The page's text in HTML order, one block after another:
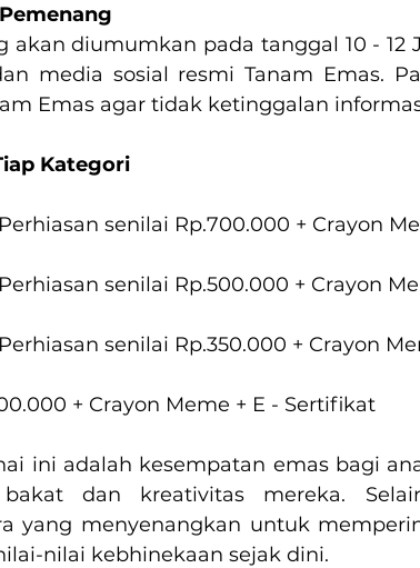
akan diumumkan pada tanggal 10 - 12
media sosial resmi Tanam Emas.
Emas agar tidak ketinggalan
Kategori
senilai Rp.700.000 + Crayon
senilai Rp.500.000 + Crayon
senilai Rp.350.000 + Crayon
+ Crayon Meme + E - Sertifikat
ini adalah kesempatan emas bagi
bakat dan kreativitas mereka.
yang menyenangkan untuk
nilai kebhinekaan sejak dini.